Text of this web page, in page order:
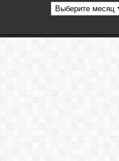
Архив
статей